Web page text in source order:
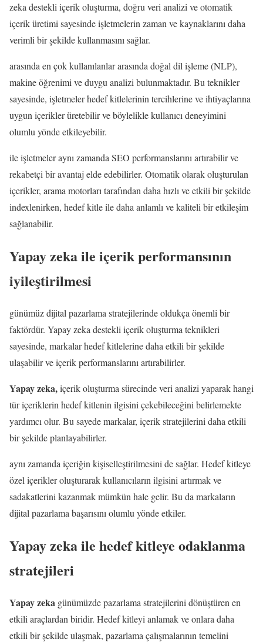
zeka destekli içerik oluşturma, doğru veri analizi ve otomatik
içerik üretimi sayesinde işletmelerin zaman ve kaynaklarını daha
verimli bir şekilde kullanmasını sağlar.
arasında en çok kullanılanlar arasında doğal dil işleme (NLP),
makine öğrenimi ve duygu analizi bulunmaktadır. Bu teknikler
sayesinde, işletmeler hedef kitlelerinin tercihlerine ve ihtiyaçlarına
uygun içerikler üretebilir ve böylelikle kullanıcı deneyimini
olumlu yönde etkileyebilir.
ile işletmeler aynı zamanda SEO performanslarını artırabilir ve
rekabetçi bir avantaj elde edebilirler. Otomatik olarak oluşturulan
içerikler, arama motorları tarafından daha hızlı ve etkili bir şekilde
indexlenirken, hedef kitle ile daha anlamlı ve kaliteli bir etkileşim
sağlanabilir.
Yapay zeka ile içerik performansının
iyileştirilmesi
günümüz dijital pazarlama stratejilerinde oldukça önemli bir
faktördür. Yapay zeka destekli içerik oluşturma teknikleri
sayesinde, markalar hedef kitlelerine daha etkili bir şekilde
ulaşabilir ve içerik performanslarını artırabilirler.
Yapay zeka,içerik oluşturma sürecinde veri analizi yaparak hangi
tür içeriklerin hedef kitlenin ilgisini çekebileceğini belirlemekte
yardımcı olur. Bu sayede markalar, içerik stratejilerini daha etkili
bir şekilde planlayabilirler.
aynı zamanda içeriğin kişiselleştirilmesini de sağlar. Hedef kitleye
özel içerikler oluşturarak kullanıcıların ilgisini artırmak ve
sadakatlerini kazanmak mümkün hale gelir. Bu da markaların
dijital pazarlama başarısını olumlu yönde etkiler.
Yapay zeka ile hedef kitleye odaklanma
stratejileri
Yapay zeka günümüzde pazarlama stratejilerini dönüştüren en
etkili araçlardan biridir. Hedef kitleyi anlamak ve onlara daha
etkili bir şekilde ulaşmak, pazarlama çalışmalarının temelini